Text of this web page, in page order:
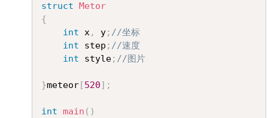
struct Metor
{
int x, y; //坐标
int step ; //速度
int style; //图片
}meteor[520] ;
int main ( )